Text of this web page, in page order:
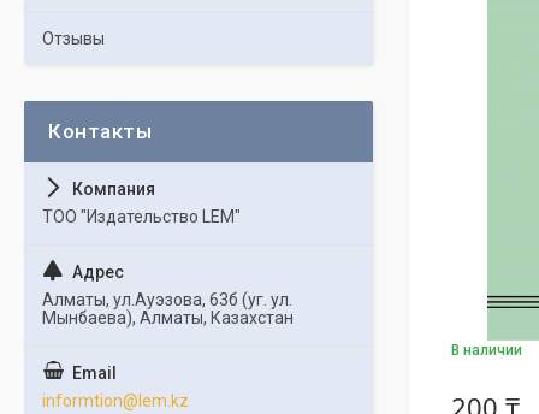
В наличии
200 ₸
Отзывы
ТОО "Издательство LEM"
Алматы, ул.Ауэзова, 63б (уг. ул.
Мынбаева), Алматы, Казахстан
informtion@lem.kz